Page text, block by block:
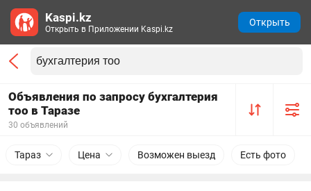
Объявления по запросу бухгалтерия
тоо в Таразе
30 объявлений
Тараз Цена Возможен выезд Есть фото
Kaspi.kz
Открыть в Приложении Kaspi.kz
Открыть